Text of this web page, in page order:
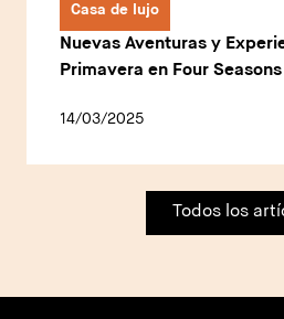
Casa de lujo
Nuevas Aventuras y
Primavera en Four
14/03/2025
Todos los